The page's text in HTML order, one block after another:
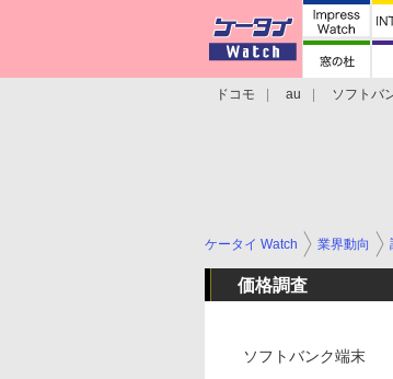
ドコモ au ソフトバ
ケータイ Watch 業界動向
価格調査
ソフトバンク端末